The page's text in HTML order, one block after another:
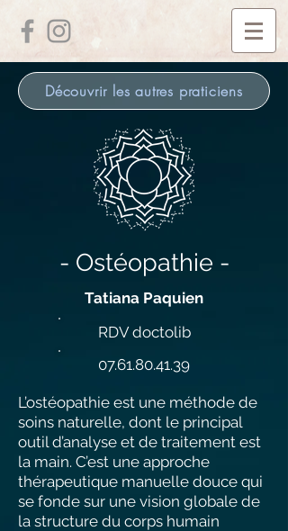
Découvrir les autres praticiens
- Ostéopathie -
Tatiana Paquien
RDV doctolib
07.61.80.41.39
L’ostéopathie est une méthode de
soins naturelle, dont le principal
outil d’analyse et de traitement est
la main. C’est une approche
thérapeutique manuelle douce qui
se fonde sur une vision globale de
la structure du corps humain